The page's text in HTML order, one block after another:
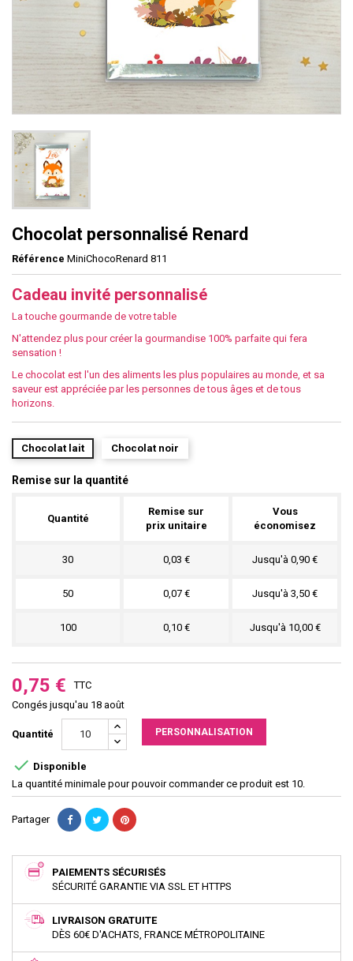
Chocolat personnalisé Renard
Référence MiniChocoRenard 811
Cadeau invité personnalisé
La touche gourmande de votre table
N'attendez plus pour créer la gourmandise 100% parfaite qui fera
sensation !
Le chocolat est l'un des aliments les plus populaires au monde, et sa
saveur est appréciée par les personnes de tous âges et de tous
horizons.
Chocolat lait Chocolat noir
Remise sur la quantité
Quantité
Remise sur
prix unitaire
Vous
économisez
30 0,03 € Jusqu'à 0,90 €
50 0,07 € Jusqu'à 3,50 €
100 0,10 € Jusqu'à 10,00 €
0,75 €
TTC
Congés jusqu'au 18 août
Quantité PERSONNALISATION
 Disponible
La quantité minimale pour pouvoir commander ce produit est 10.
Partager
PAIEMENTS SÉCURISÉS
SÉCURITÉ GARANTIE VIA SSL ET HTTPS
LIVRAISON GRATUITE
DÈS 60€ D'ACHATS, FRANCE MÉTROPOLITAINE